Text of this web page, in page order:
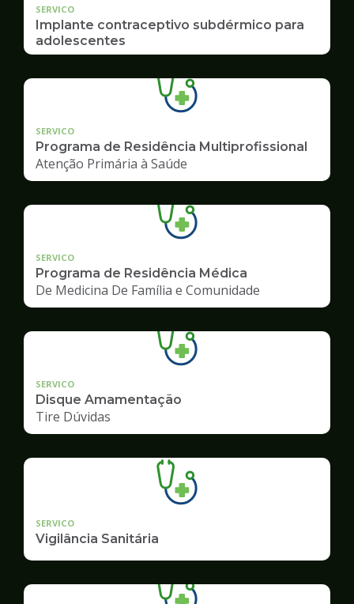
SERVICO
Implante contraceptivo subdérmico para
adolescentes
SERVICO
Programa de Residência Multiprofissional
Atenção Primária à Saúde
SERVICO
Programa de Residência Médica
De Medicina De Família e Comunidade
SERVICO
Disque Amamentação
Tire Dúvidas
SERVICO
Vigilância Sanitária